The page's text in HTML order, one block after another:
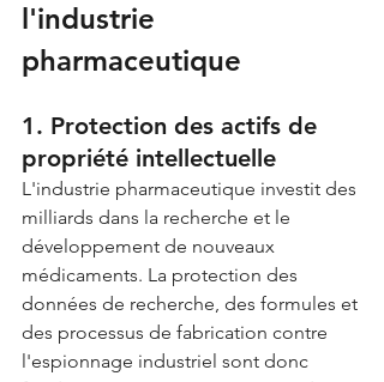
l'industrie
pharmaceutique
1. Protection des actifs de
propriété intellectuelle
L'industrie pharmaceutique investit des
milliards dans la recherche et le
développement de nouveaux
médicaments. La protection des
données de recherche, des formules et
des processus de fabrication contre
l'espionnage industriel sont donc